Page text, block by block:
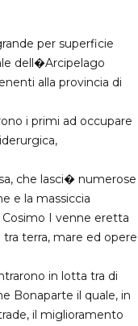
per superficie
dell�Arcipelago
alla provincia di
i primi ad occupare
che lasci� numerose
e la massiccia
Cosimo I venne eretta
terra, mare ed opere
in lotta tra di
Bonaparte il quale, in
il miglioramento